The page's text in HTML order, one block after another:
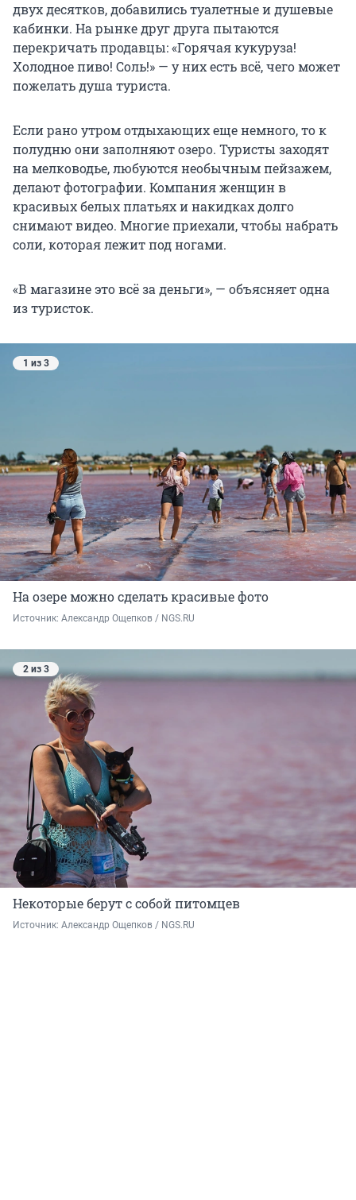
двух десятков, добавились туалетные и душевые
кабинки. На рынке друг друга пытаются
перекричать продавцы: «Горячая кукуруза!
Холодное пиво! Соль!» — у них есть всё, чего может
пожелать душа туриста.
Если рано утром отдыхающих еще немного, то к
полудню они заполняют озеро. Туристы заходят
на мелководье, любуются необычным пейзажем,
делают фотографии. Компания женщин в
красивых белых платьях и накидках долго
снимают видео. Многие приехали, чтобы набрать
соли, которая лежит под ногами.
«В магазине это всё за деньги», — объясняет одна
из туристок.
1 из 3
На озере можно сделать красивые фото
Источник: Александр Ощепков / NGS.RU
2 из 3
Некоторые берут с собой питомцев
Источник: Александр Ощепков / NGS.RU